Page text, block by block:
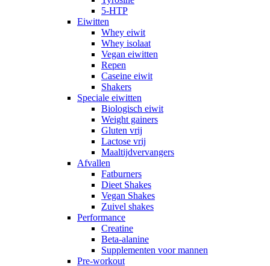
5-HTP
Eiwitten
Whey eiwit
Whey isolaat
Vegan eiwitten
Repen
Caseine eiwit
Shakers
Speciale eiwitten
Biologisch eiwit
Weight gainers
Gluten vrij
Lactose vrij
Maaltijdvervangers
Afvallen
Fatburners
Dieet Shakes
Vegan Shakes
Zuivel shakes
Performance
Creatine
Beta-alanine
Supplementen voor mannen
Pre-workout